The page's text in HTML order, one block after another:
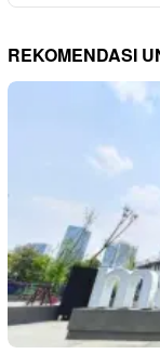
REKOMENDASI